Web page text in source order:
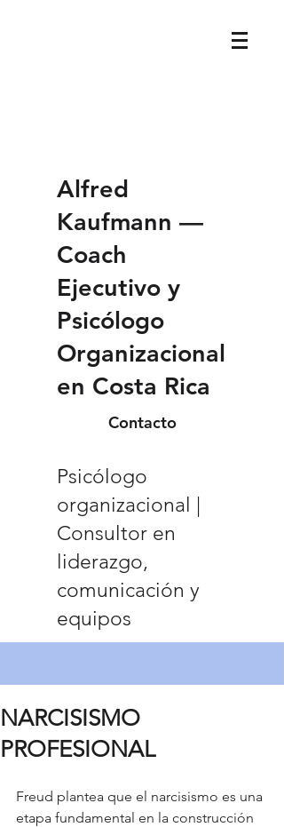
Alfred
Kaufmann —
Coach
Ejecutivo y
Psicólogo
Organizacional
en Costa Rica
Contacto
Psicólogo
organizacional |
Consultor en
liderazgo,
comunicación y
equipos
NARCISISMO
PROFESIONAL
Freud plantea que el narcisismo es una
etapa fundamental en la construcción